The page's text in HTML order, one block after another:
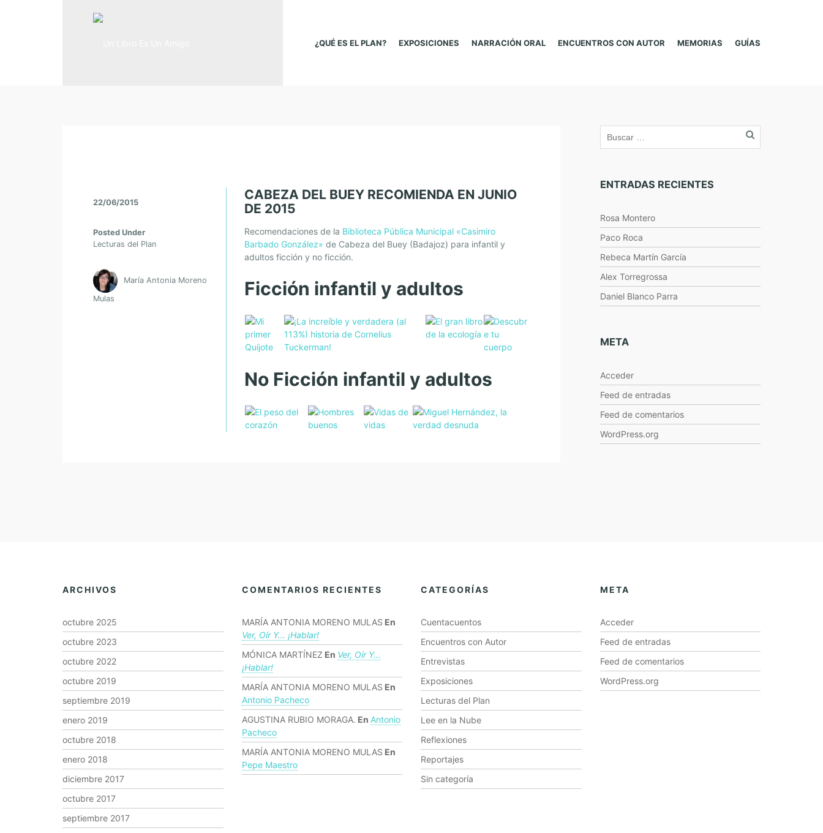
¿QUÉ ES EL PLAN? EXPOSICIONES NARRACIÓN ORAL ENCUENTROS CON AUTOR MEMORIAS GUÍAS
CABEZA DEL BUEY RECOMIENDA EN JUNIO
DE 2015
Recomendaciones de la Biblioteca Pública Municipal «Casimiro
Barbado González» de Cabeza del Buey (Badajoz) para infantil y
adultos ficción y no ficción.
Ficción infantil y adultos
No Ficción infantil y adultos
22/06/2015
Posted Under
Lecturas del Plan
María Antonia Moreno
Mulas
ENTRADAS RECIENTES
Rosa Montero
Paco Roca
Rebeca Martín García
Alex Torregrossa
Daniel Blanco Parra
META
Acceder
Feed de entradas
Feed de comentarios
WordPress.org
ARCHIVOS
octubre 2025
octubre 2023
octubre 2022
octubre 2019
septiembre 2019
enero 2019
octubre 2018
enero 2018
diciembre 2017
octubre 2017
septiembre 2017
COMENTARIOS RECIENTES
MARÍA ANTONIA MORENO MULAS En
Ver, Oír Y… ¡hablar!
MÓNICA MARTÍNEZ En Ver, Oír Y…
¡hablar!
MARÍA ANTONIA MORENO MULAS En
Antonio Pacheco
AGUSTINA RUBIO MORAGA. En Antonio
Pacheco
MARÍA ANTONIA MORENO MULAS En
Pepe Maestro
CATEGORÍAS
Cuentacuentos
Encuentros con Autor
Entrevistas
Exposiciones
Lecturas del Plan
Lee en la Nube
Reflexiones
Reportajes
Sin categoría
META
Acceder
Feed de entradas
Feed de comentarios
WordPress.org